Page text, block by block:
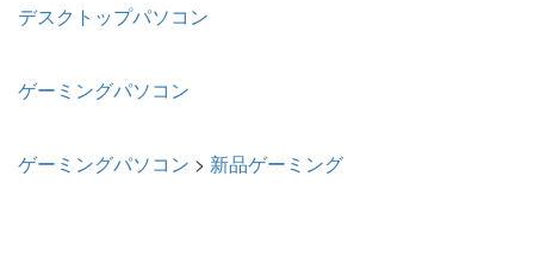
デスクトップパソコン
ゲーミングパソコン
ゲーミングパソコン > 新品ゲーミング